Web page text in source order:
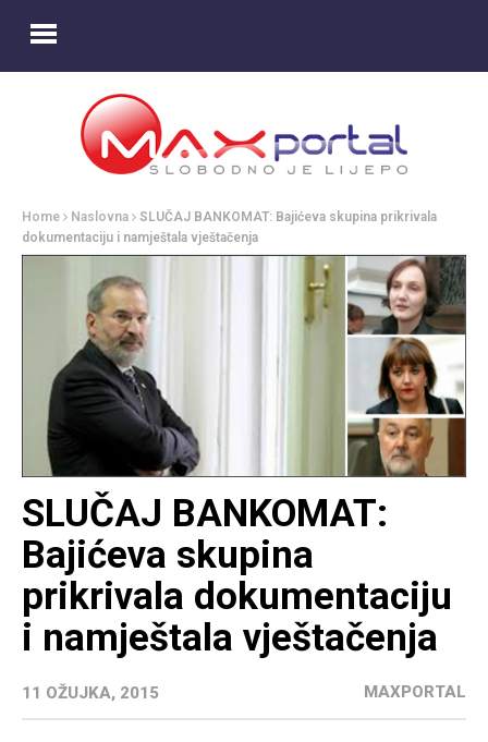
Home Naslovna
SLUČAJ BANKOMAT: Bajićeva skupina prikrivala
dokumentaciju i namještala vještačenja
SLUČAJ BANKOMAT:
Bajićeva skupina
prikrivala dokumentaciju
i namještala vještačenja
11 OŽUJKA, 2015 MAXPORTAL